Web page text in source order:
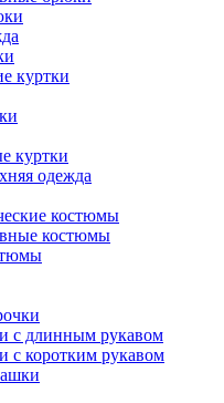
куртки
куртки
одежда
костюмы
костюмы
с длинным рукавом
с коротким рукавом